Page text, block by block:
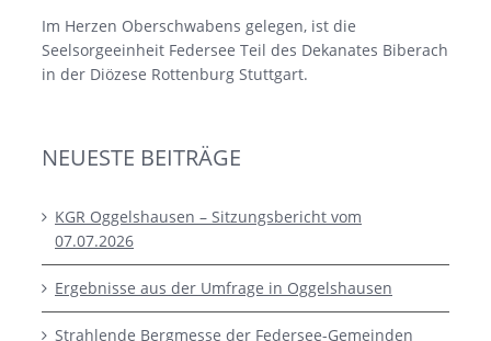
Im Herzen Oberschwabens gelegen, ist die
Seelsorgeeinheit Federsee Teil des Dekanates Biberach
in der Diözese Rottenburg Stuttgart.
NEUESTE BEITRÄGE
KGR Oggelshausen – Sitzungsbericht vom
07.07.2026
Ergebnisse aus der Umfrage in Oggelshausen
Strahlende Bergmesse der Federsee-Gemeinden